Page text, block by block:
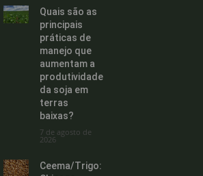
Quais são as
principais
práticas de
manejo que
aumentam a
produtividade
da soja em
terras
baixas?
7 de agosto de
2026
Ceema/Trigo: